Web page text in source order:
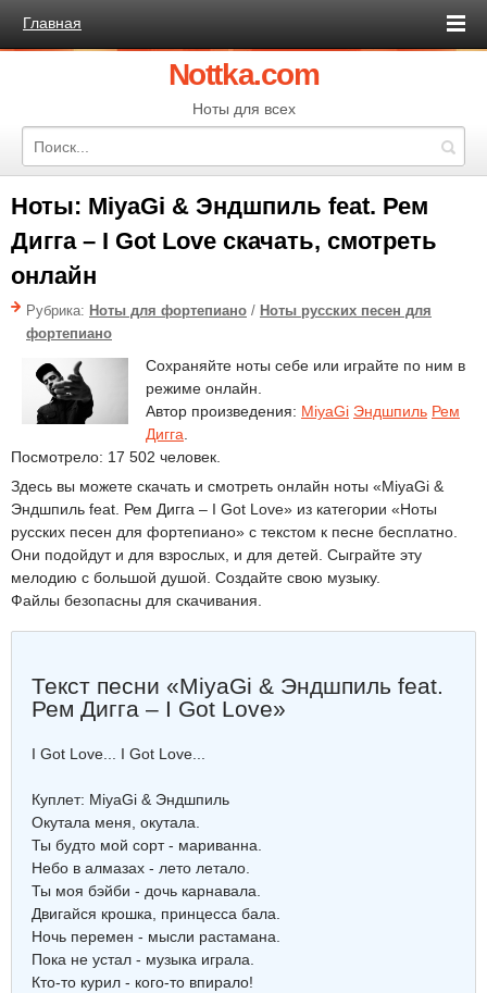
Главная
Nottka.com
Ноты для всех
Ноты: MiyaGi & Эндшпиль feat. Рем
Дигга – I Got Love скачать, смотреть
онлайн
Рубрика: Ноты для фортепиано / Ноты русских песен для
фортепиано
Сохраняйте ноты себе или играйте по ним в
режиме онлайн.
Автор произведения: MiyaGi Эндшпиль Рем
Дигга
Посмотрело: 17 502 человек.
Здесь вы можете скачать и смотреть онлайн ноты «MiyaGi &
Эндшпиль feat. Рем Дигга – I Got Love» из категории «Ноты
русских песен для фортепиано» с текстом к песне бесплатно.
Они подойдут и для взрослых, и для детей. Сыграйте эту
мелодию с большой душой. Создайте свою музыку.
Файлы безопасны для скачивания.
Текст песни «MiyaGi & Эндшпиль feat.
Рем Дигга – I Got Love»
I Got Love... I Got Love...
Куплет: MiyaGi & Эндшпиль
Окутала меня, окутала.
Ты будто мой сорт - мариванна.
Небо в алмазах - лето летало.
Ты моя бэйби - дочь карнавала.
Двигайся крошка, принцесса бала.
Ночь перемен - мысли растамана.
Пока не устал - музыка играла.
Кто-то курил - кого-то впирало!